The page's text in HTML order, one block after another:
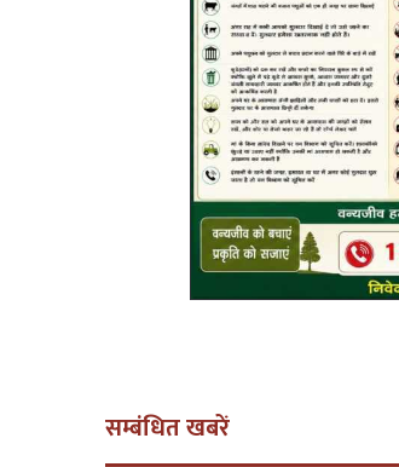
सम्बंधित खबरें